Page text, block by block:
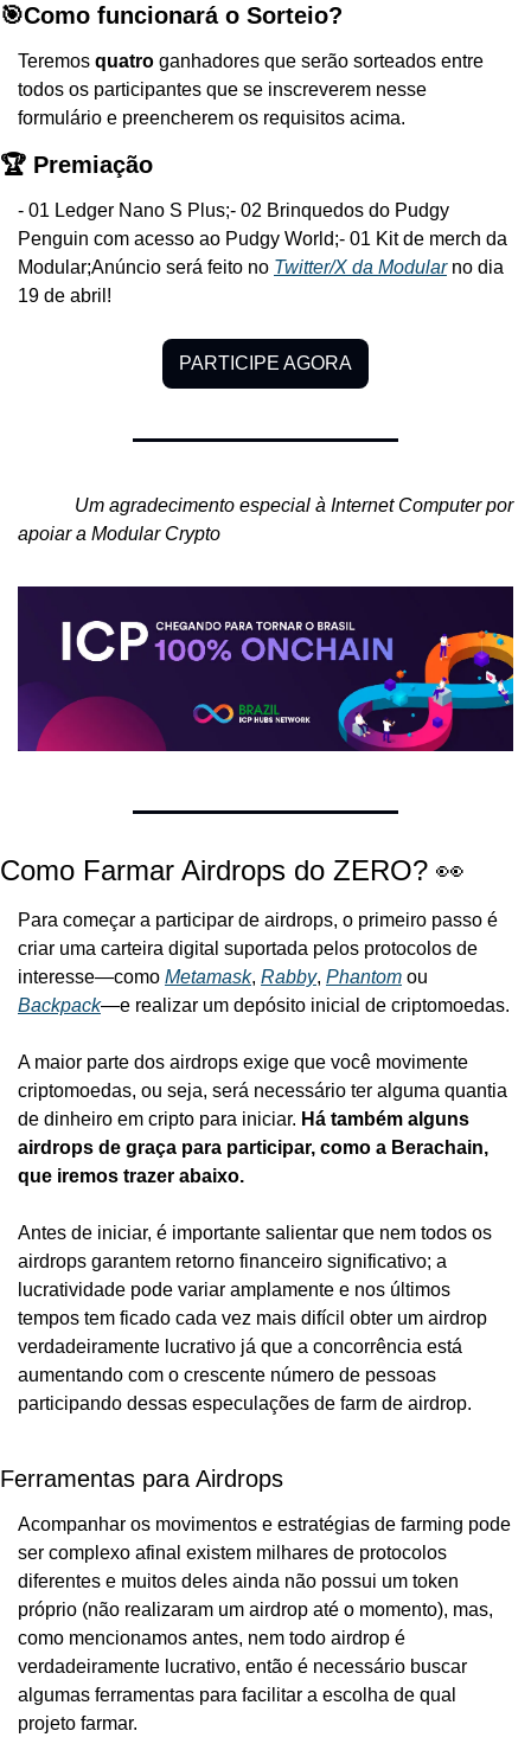
🎯Como funcionará o Sorteio?
Teremos quatro ganhadores que serão sorteados entre
todos os participantes que se inscreverem nesse
formulário e preencherem os requisitos acima.
🏆 Premiação
- 01 Ledger Nano S Plus;- 02 Brinquedos do Pudgy
Penguin com acesso ao Pudgy World;- 01 Kit de merch da
Modular;Anúncio será feito no Twitter/X da Modular no dia
19 de abril!
PARTICIPE AGORA
apoiar a Modular Crypto
Como Farmar Airdrops do ZERO? 👀
Para começar a participar de airdrops, o primeiro passo é
criar uma carteira digital suportada pelos protocolos de
interesse—como Metamask, Rabby, Phantom
Backpack
A maior parte dos airdrops exige que você movimente
criptomoedas, ou seja, será necessário ter alguma quantia
de dinheiro em cripto para iniciar. Há também alguns
airdrops de graça para participar, como a Berachain,
que iremos trazer abaixo.
Antes de iniciar, é importante salientar que nem todos os
airdrops garantem retorno financeiro significativo; a
lucratividade pode variar amplamente e nos últimos
tempos tem ficado cada vez mais difícil obter um airdrop
verdadeiramente lucrativo já que a concorrência está
aumentando com o crescente número de pessoas
participando dessas especulações de farm de airdrop.
Ferramentas para Airdrops
Acompanhar os movimentos e estratégias de farming pode
ser complexo afinal existem milhares de protocolos
diferentes e muitos deles ainda não possui um token
próprio (não realizaram um airdrop até o momento), mas,
como mencionamos antes, nem todo airdrop é
verdadeiramente lucrativo, então é necessário buscar
algumas ferramentas para facilitar a escolha de qual
projeto farmar.